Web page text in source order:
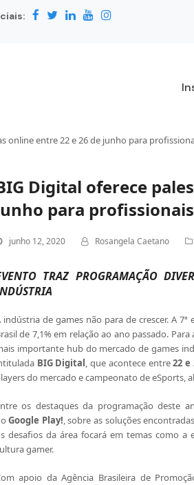
online entre 22 e 26 de junho para
Digital oferece
para
junho 12, 2020 Rosangela Caetano
TRAZ PROGRAMAÇÃO
indústria de games não para de crescer. A
de 7,1% em relação ao ano passado.
importante hub do mercado de games
BIG Digital, que acontece entre22
do mercado e campeonato de eSports,
os destaques da programação deste
Google Play!, sobre as soluções
desafios da área focará em temas como a
gamer.
apoio da Agência Brasileira de